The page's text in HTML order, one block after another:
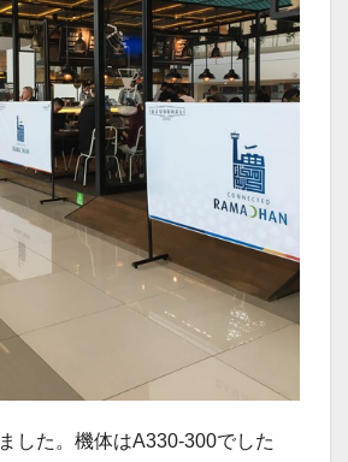
した。機体はA330-300でした